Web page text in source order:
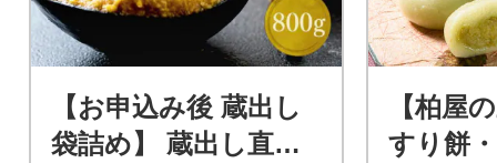
【お申込み後 蔵出し
袋詰め】 蔵出し直
【柏屋
すり餅